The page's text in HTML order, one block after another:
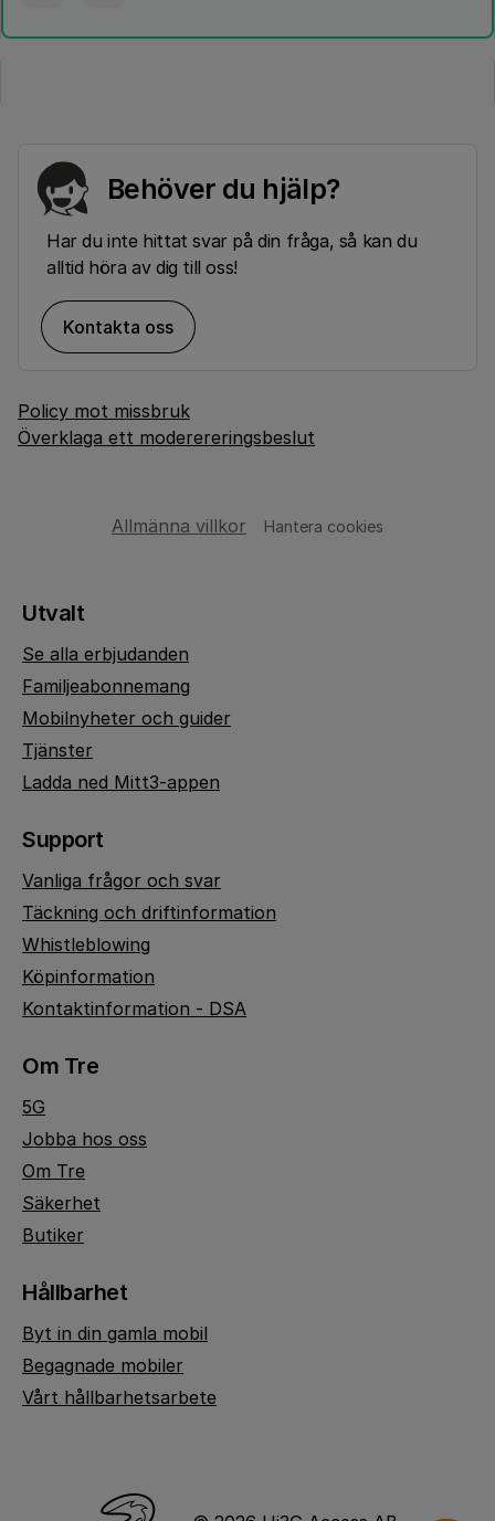
Behöver du hjälp?
Har du inte hittat svar på din fråga, så kan du
alltid höra av dig till oss!
Kontakta oss
Policy mot missbruk
Överklaga ett moderereringsbeslut
Allmänna villkor Hantera cookies
Utvalt
Se alla erbjudanden
Familjeabonnemang
Mobilnyheter och guider
Tjänster
Ladda ned Mitt3-appen
Support
Vanliga frågor och svar
Täckning och driftinformation
Whistleblowing
Köpinformation
Kontaktinformation - DSA
Om Tre
5G
Jobba hos oss
Om Tre
Säkerhet
Butiker
Hållbarhet
Byt in din gamla mobil
Begagnade mobiler
Vårt hållbarhetsarbete